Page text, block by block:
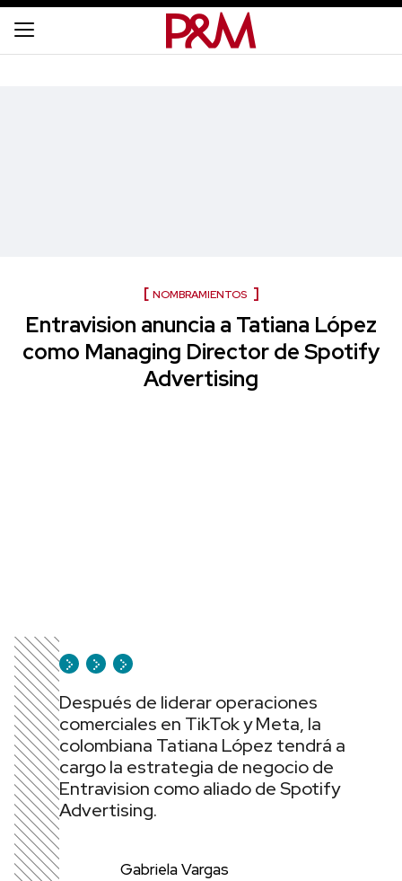
NOMBRAMIENTOS
Entravision anuncia a Tatiana López
como Managing Director de Spotify
Advertising
Después de liderar operaciones
comerciales en TikTok y Meta, la
colombiana Tatiana López tendrá a
cargo la estrategia de negocio de
Entravision como aliado de Spotify
Advertising.
Gabriela Vargas